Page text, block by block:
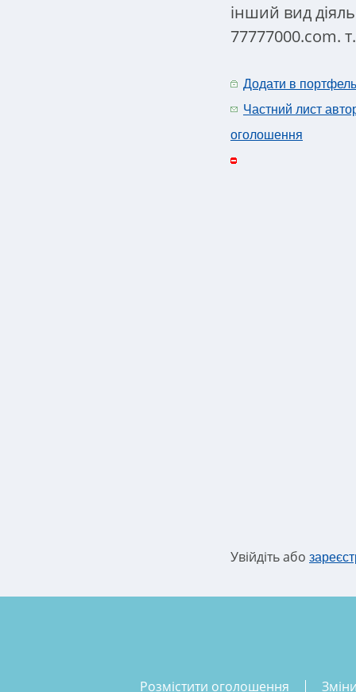
інший вид
77777000.com.
Додати в портфель
Частний лист
оголошення
Увійдіть або
розмістити оголошення